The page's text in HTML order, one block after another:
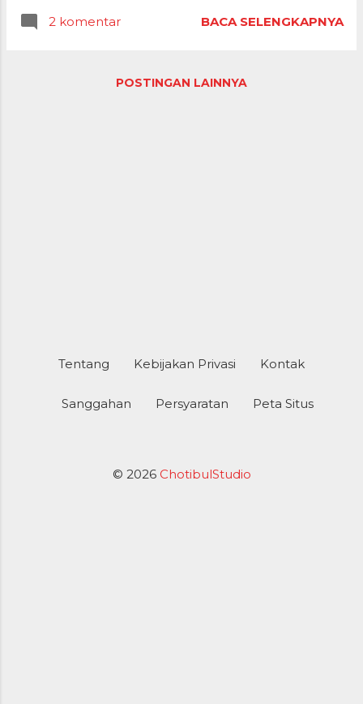
2 komentar BACA SELENGKAPNYA
POSTINGAN LAINNYA
Tentang Kebijakan Privasi Kontak
Sanggahan Persyaratan Peta Situs
© 2026 ChotibulStudio